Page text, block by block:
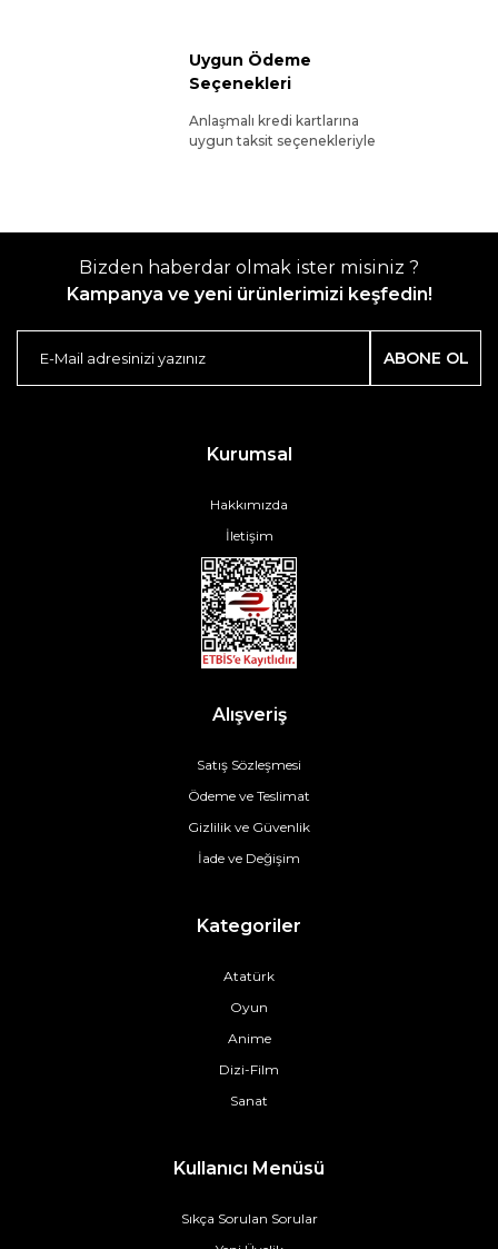
Uygun Ödeme
Seçenekleri
Anlaşmalı kredi kartlarına
uygun taksit seçenekleriyle
Bizden haberdar olmak ister misiniz ?
Kampanya ve yeni ürünlerimizi keşfedin!
ABONE OL
Kurumsal
Hakkımızda
İletişim
Alışveriş
Satış Sözleşmesi
Ödeme ve Teslimat
Gizlilik ve Güvenlik
İade ve Değişim
Kategoriler
Atatürk
Oyun
Anime
Dizi-Film
Sanat
Kullanıcı Menüsü
Sıkça Sorulan Sorular